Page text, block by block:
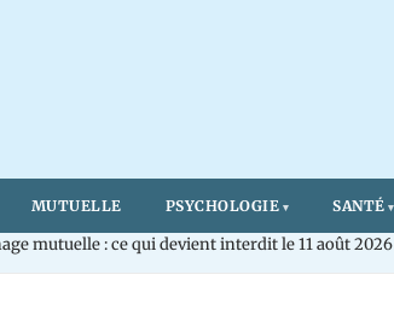
MUTUELLE PSYCHOLOGIE SANTÉ
mutuelle : ce qui devient interdit le 11 août 2026